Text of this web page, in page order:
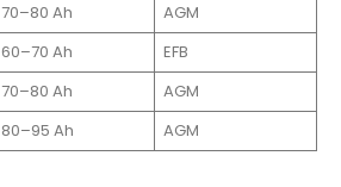
70–80 Ah
AGM
60–70 Ah
EFB
70–80 Ah
AGM
80–95 Ah AGM